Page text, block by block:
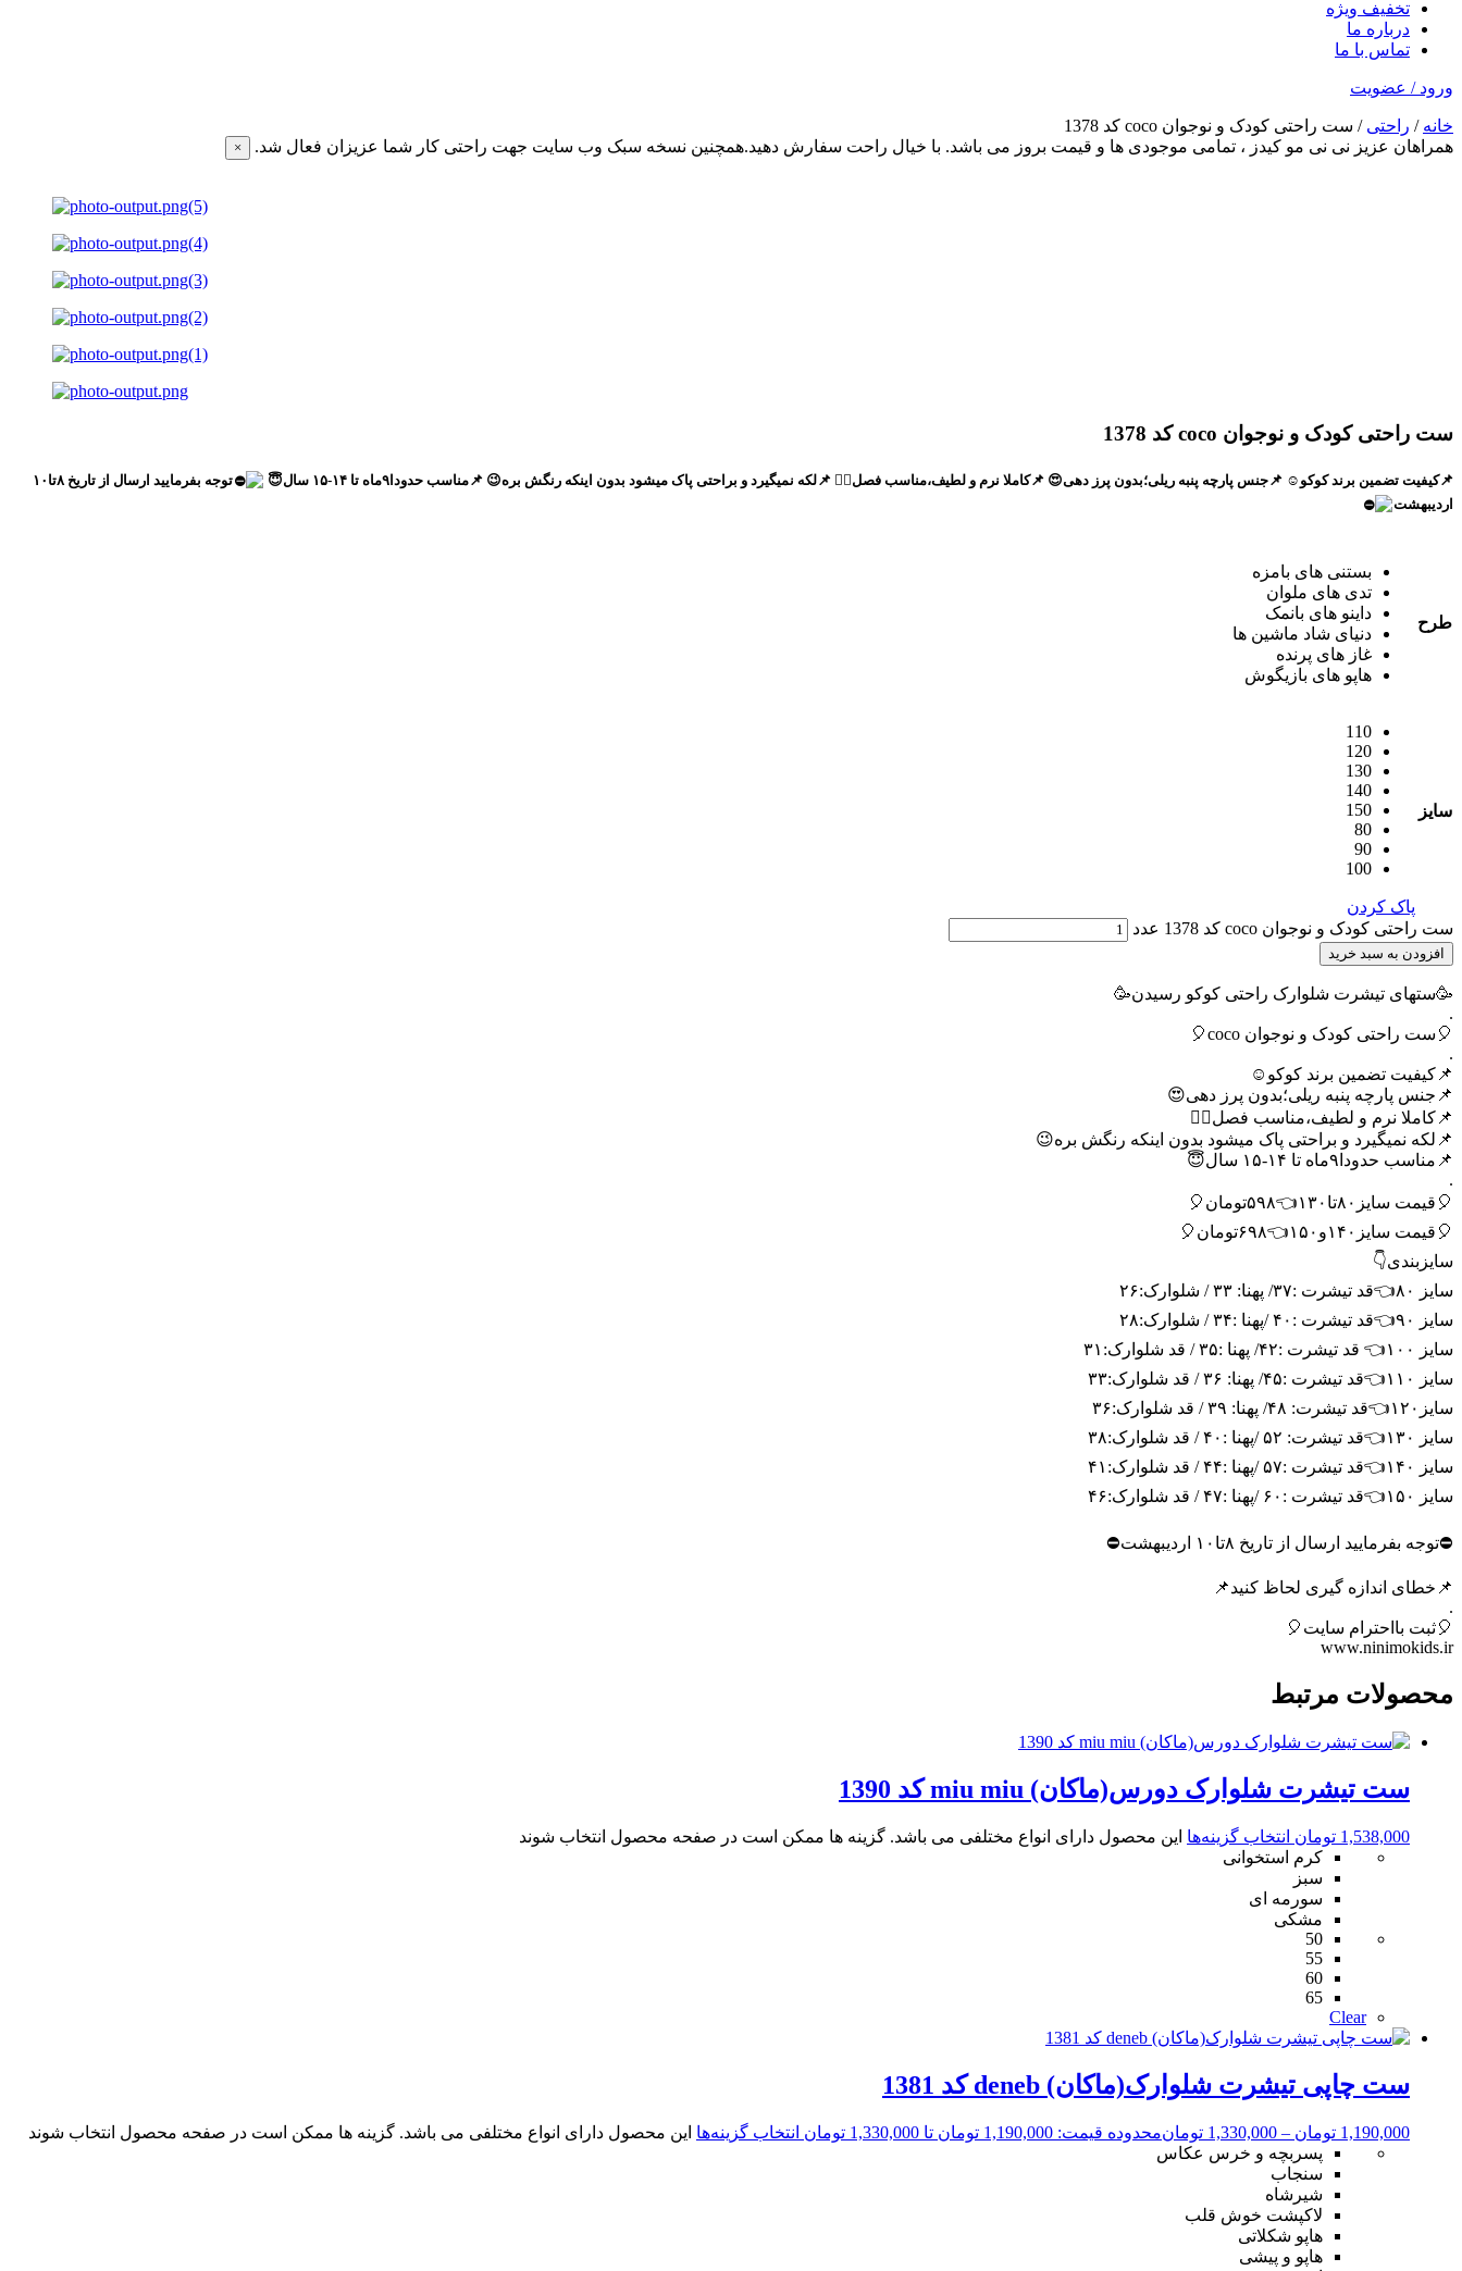
تخفیف ویژه
درباره ما
تماس با ما
ورود / عضویت
خانه / راحتی / ست راحتی کودک و نوجوان coco کد 1378
همراهان عزیز نی نی مو کیدز ، تمامی موجودی ها و قیمت بروز می باشد. با خیال راحت سفارش دهید.همچنین نسخه سبک وب سایت جهت راحتی کار شما عزیزان فعال شد. ×
ست راحتی کودک و نوجوان coco کد 1378
📌کیفیت تضمین برند کوکو☺️ 📌جنس پارچه پنبه ریلی؛بدون پرز دهی😍 📌کاملا نرم و لطیف،مناسب فصل🙂‍↔️ 📌لکه نمیگیرد و براحتی پاک میشود بدون اینکه رنگش بره😉 📌مناسب حدودا۹ماه تا ۱۴-۱۵ سال😇
️توجه بفرمایید ارسال از تاریخ ۸تا۱۰
اردیبهشت
طرح
بستنی های بامزه
تدی های ملوان
داینو های بانمک
دنیای شاد ماشین ها
غاز های پرنده
هاپو های بازیگوش
سایز
110
120
130
140
150
80
90
100
پاک کردن
ست راحتی کودک و نوجوان coco کد 1378 عدد
افزودن به سبد خرید
🥳ستهای تیشرت شلوارک راحتی کوکو رسیدن🥳
.
🎈ست راحتی کودک و نوجوان coco🎈
.
📌کیفیت تضمین برند کوکو☺️
📌جنس پارچه پنبه ریلی؛بدون پرز دهی😍
📌کاملا نرم و لطیف،مناسب فصل🙂‍↔️
📌لکه نمیگیرد و براحتی پاک میشود بدون اینکه رنگش بره😉
📌مناسب حدودا۹ماه تا ۱۴-۱۵ سال😇
.
🎈قیمت سایز۸۰تا۱۳۰👈۵۹۸تومان🎈
🎈قیمت سایز۱۴۰و۱۵۰👈۶۹۸تومان🎈
سایزبندی👇
سایز ۸۰👈قد تیشرت :۳۷/ پهنا: ۳۳ / شلوارک:۲۶
سایز ۹۰👈قد تیشرت :۴۰ /پهنا :۳۴ / شلوارک:۲۸
سایز ۱۰۰👈 قد تیشرت :۴۲/ پهنا :۳۵ / قد شلوارک:۳۱
سایز ۱۱۰👈قد تیشرت :۴۵/ پهنا: ۳۶ / قد شلوارک:۳۳
سایز۱۲۰👈قد تیشرت: ۴۸/ پهنا: ۳۹ / قد شلوارک:۳۶
سایز ۱۳۰👈قد تیشرت: ۵۲ /پهنا :۴۰ / قد شلوارک:۳۸
سایز ۱۴۰👈قد تیشرت :۵۷ /پهنا :۴۴ / قد شلوارک:۴۱
سایز ۱۵۰👈قد تیشرت :۶۰ /پهنا :۴۷ / قد شلوارک:۴۶
⛔️توجه بفرمایید ارسال از تاریخ ۸تا۱۰ اردیبهشت⛔️
📌خطای اندازه گیری لحاظ کنید📌
.
🎈ثبت بااحترام سایت🎈
www.ninimokids.ir
محصولات مرتبط
ست تیشرت شلوارک دورس(ماکان) miu miu کد 1390
1,538,000 تومان انتخاب گزینه‌ها این محصول دارای انواع مختلفی می باشد. گزینه ها ممکن است در صفحه محصول انتخاب شوند
کرم استخوانی
سبز
سورمه ای
مشکی
50
55
60
65
Clear
ست چاپی تیشرت شلوارک(ماکان) deneb کد 1381
1,190,000 تومان –
1,330,000 تومانمحدوده قیمت: 1,190,000 تومان تا 1,330,000 تومان انتخاب گزینه‌ها این محصول دارای انواع مختلفی می باشد. گزینه ها ممکن است در صفحه محصول انتخاب شوند
پسربچه و خرس عکاس
سنجاب
شیرشاه
لاکپشت خوش قلب
هاپو شکلاتی
هاپو و پیشی